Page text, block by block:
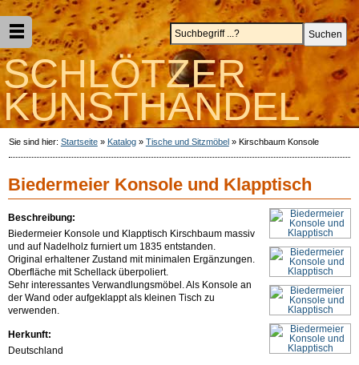
SCHLÖTZER
KUNSTHANDEL
Sie sind hier: Startseite» Katalog» Tische und Sitzmöbel» Kirschbaum Konsole
Biedermeier Konsole und Klapptisch
Beschreibung:
Biedermeier Konsole und Klapptisch Kirschbaum massiv
und auf Nadelholz furniert um 1835 entstanden.
Original erhaltener Zustand mit minimalen Ergänzungen.
Oberfläche mit Schellack überpoliert.
Sehr interessantes Verwandlungsmöbel. Als Konsole an
der Wand oder aufgeklappt als kleinen Tisch zu
verwenden.
Herkunft:
Deutschland